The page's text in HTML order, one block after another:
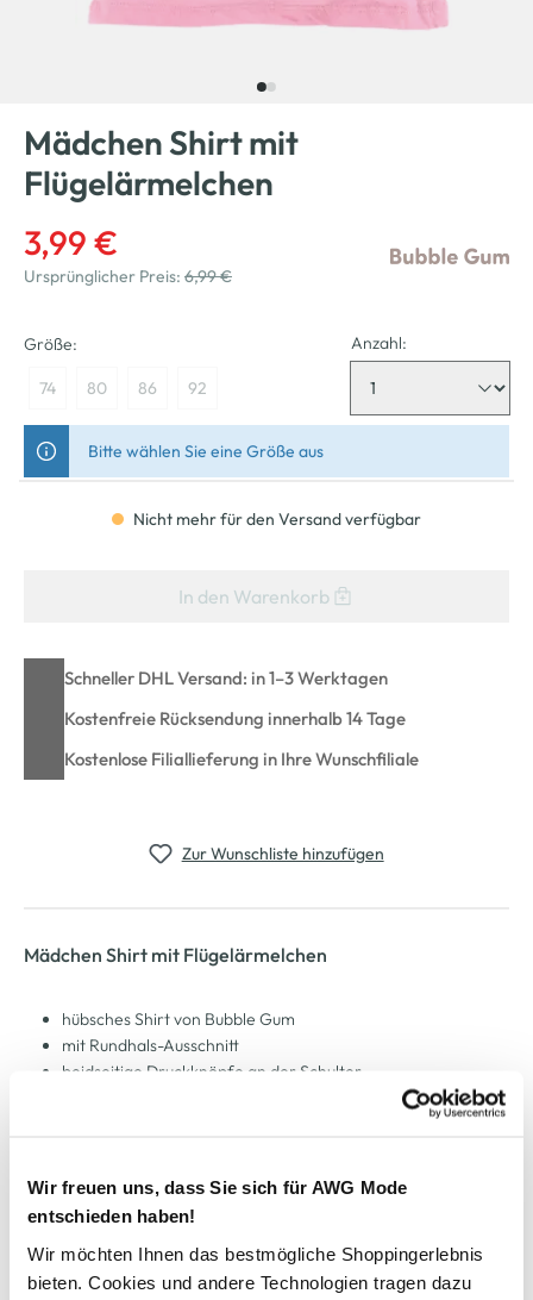
Wir freuen uns, dass Sie sich für AWG Mode
entschieden haben!
Wir möchten Ihnen das bestmögliche Shoppingerlebnis
bieten. Cookies und andere Technologien tragen dazu
Mädchen Shirt mit
Flügelärmelchen
3,99 €
Ursprünglicher Preis: 6,99 €
Größe:
74 80 86 92
Anzahl:
Bitte wählen Sie eine Größe aus
Nicht mehr für den Versand verfügbar
In den Warenkorb
Schneller DHL Versand: in 1–3 Werktagen
Kostenfreie Rücksendung innerhalb 14 Tage
Kostenlose Filiallieferung in Ihre Wunschfiliale
Zur Wunschliste hinzufügen
Mädchen Shirt mit Flügelärmelchen
hübsches Shirt von Bubble Gum
mit Rundhals-Ausschnitt
beidseitige Druckknöpfe an der Schulter
AWG Artikelnummer
889934-pink